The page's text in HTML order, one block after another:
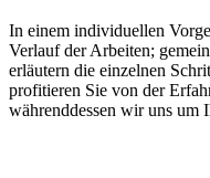
In einem individuellen
Verlauf der Arbeiten;
erläutern die einzelnen
profitieren Sie von der
währenddessen wir uns um